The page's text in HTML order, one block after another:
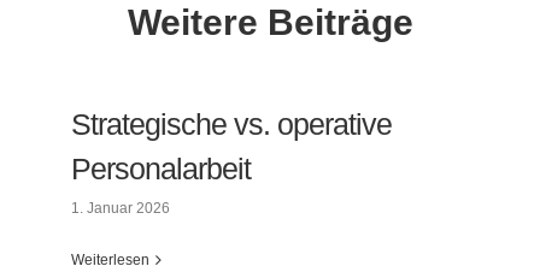
Weitere Beiträge
Strategische vs. operative
Personalarbeit
1. Januar 2026
Weiterlesen